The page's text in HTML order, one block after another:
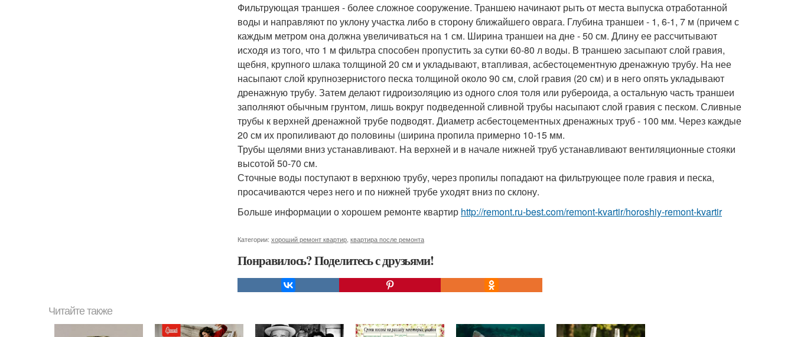
Фильтрующая траншея - более сложное сооружение. Траншею начинают рыть от места выпуска отработанной
воды и направляют по уклону участка либо в сторону ближайшего оврага. Глубина траншеи - 1, 6-1, 7 м (причем с
каждым метром она должна увеличиваться на 1 см. Ширина траншеи на дне - 50 см. Длину ее рассчитывают
исходя из того, что 1 м фильтра способен пропустить за сутки 60-80 л воды. В траншею засыпают слой гравия,
щебня, крупного шлака толщиной 20 см и укладывают, втапливая, асбестоцементную дренажную трубу. На нее
насыпают слой крупнозернистого песка толщиной около 90 см, слой гравия (20 см) и в него опять укладывают
дренажную трубу. Затем делают гидроизоляцию из одного слоя толя или рубероида, а остальную часть траншеи
заполняют обычным грунтом, лишь вокруг подведенной сливной трубы насыпают слой гравия с песком. Сливные
трубы к верхней дренажной трубе подводят. Диаметр асбестоцементных дренажных труб - 100 мм. Через каждые
20 см их пропиливают до половины (ширина пропила примерно 10-15 мм.
Трубы щелями вниз устанавливают. На верхней и в начале нижней труб устанавливают вентиляционные стояки
высотой 50-70 см.
Сточные воды поступают в верхнюю трубу, через пропилы попадают на фильтрующее поле гравия и песка,
просачиваются через него и по нижней трубе уходят вниз по склону.
Больше информации о хорошем ремонте квартир http://remont.ru-best.com/remont-kvartir/horoshiy-remont-kvartir
Категории: хороший ремонт квартир квартира после ремонта
Понравилось? Поделитесь с друзьями!
Читайте также